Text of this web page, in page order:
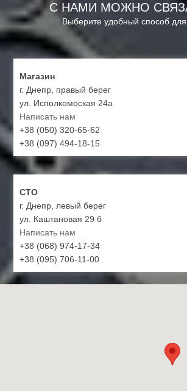
С НАМИ МОЖНО
Выберите удобный способ для
Магазин
г. Днепр, правый берег
ул. Исполкомоская 24а
Написать нам
+38 (050) 320-65-62
+38 (097) 494-18-15
СТО
г. Днепр, левый берег
ул. Каштановая 29 б
Написать нам
+38 (068) 974-17-34
+38 (095) 706-11-00